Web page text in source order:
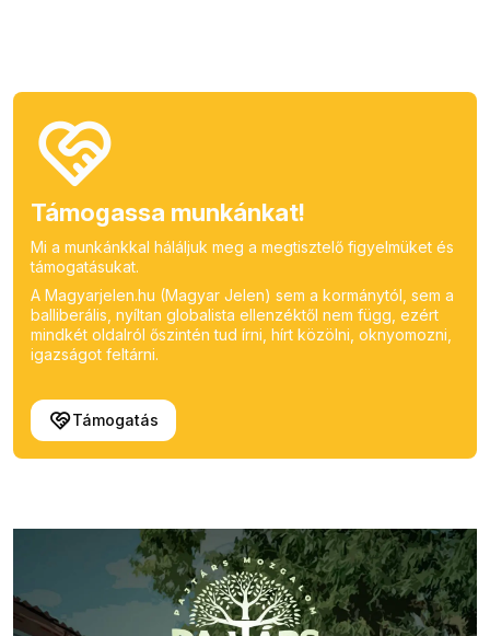
Támogassa munkánkat!
Mi a munkánkkal háláljuk meg a megtisztelő figyelmüket és
támogatásukat.
A Magyarjelen.hu (Magyar Jelen) sem a kormánytól, sem a
balliberális, nyíltan globalista ellenzéktől nem függ, ezért
mindkét oldalról őszintén tud írni, hírt közölni, oknyomozni,
igazságot feltárni.
Támogatás